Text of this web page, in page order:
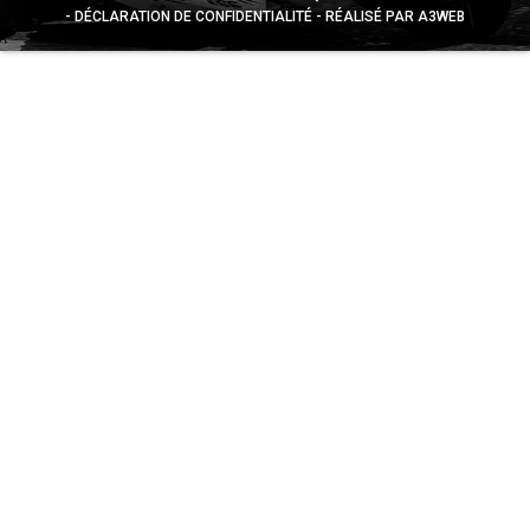
DÉCLARATION DE CONFIDENTIALITÉ
RÉALISÉ PAR A3WEB